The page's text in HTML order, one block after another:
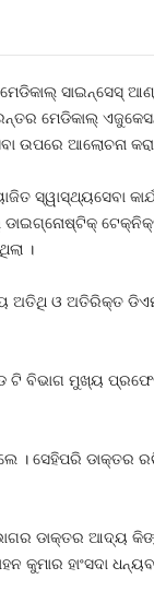
ସାଇନ୍‌ସେସ୍
ମେଡିକାଲ୍
ଉପରେ ଆଲୋଚନା
ସ୍ୱାସ୍ଥ୍ୟସେବା
ଡାଇଗ୍ନୋଷ୍ଟିକ୍
।
ଅତିଥି ଓ ଅତିରିକ୍ତ
ବିଭାଗ ମୁଖ୍ୟ
ସେହିପରି ଡାକ୍ତର
ଡାକ୍ତର ଆଦ୍ୟ
କୁମାର ହାଂସଦା